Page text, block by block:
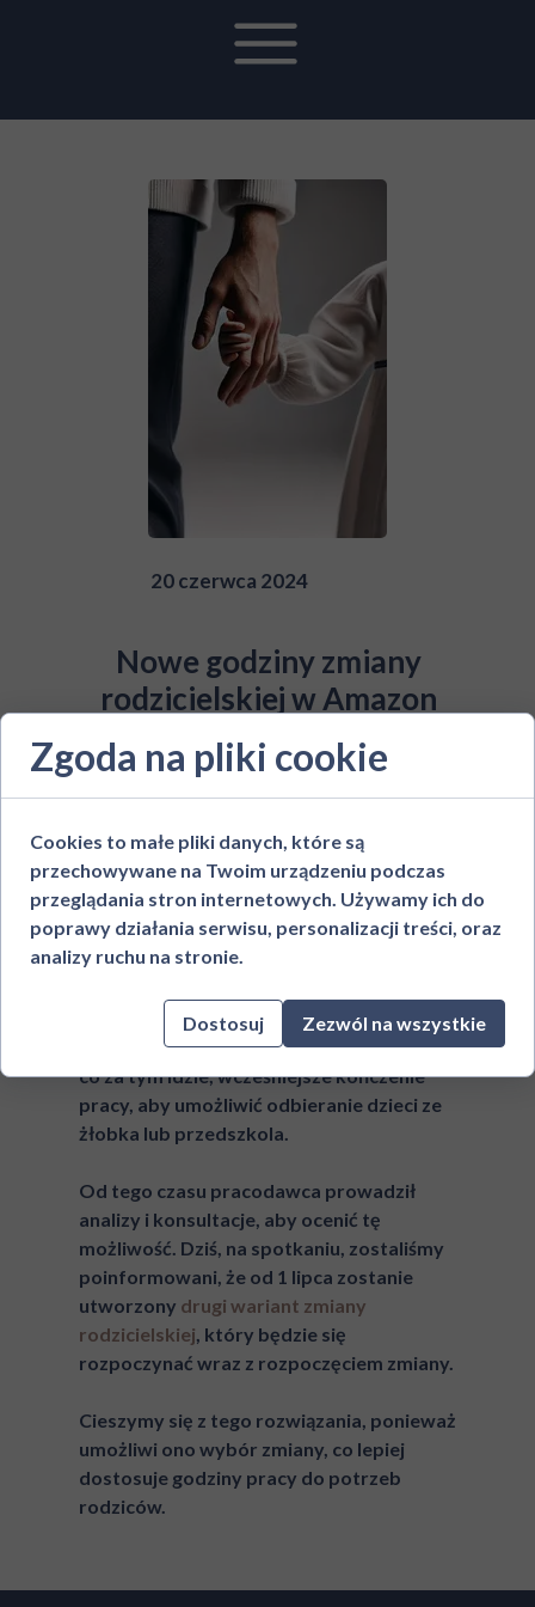
20 czerwca 2024
Nowe godziny zmiany
rodzicielskiej w Amazon
Polska – Większa
elastyczność dla
pracujących rodziców od 1
Lipca
W marcu, zgodnie z sugestią wielu
pracowników Amazon pracujących na
zmianie rodzicielskiej, zwróciliśmy się do
zmiany godzin pracy. Nasza propozycja
zakładała wcześniejsze rozpoczynanie i,
co za tym idzie, wcześniejsze kończenie
pracy, aby umożliwić odbieranie dzieci ze
żłobka lub przedszkola.
Od tego czasu pracodawca prowadził
analizy i konsultacje, aby ocenić tę
możliwość. Dziś, na spotkaniu, zostaliśmy
poinformowani, że od 1 lipca zostanie
utworzony drugi wariant zmiany
rodzicielskiej, który będzie się
rozpoczynać wraz z rozpoczęciem zmiany.
Cieszymy się z tego rozwiązania, ponieważ
umożliwi ono wybór zmiany, co lepiej
dostosuje godziny pracy do potrzeb
rodziców.
Zgoda na pliki cookie
Cookies to małe pliki danych, które są
przechowywane na Twoim urządzeniu podczas
przeglądania stron internetowych. Używamy ich do
poprawy działania serwisu, personalizacji treści, oraz
analizy ruchu na stronie.
Dostosuj Zezwól na wszystkie